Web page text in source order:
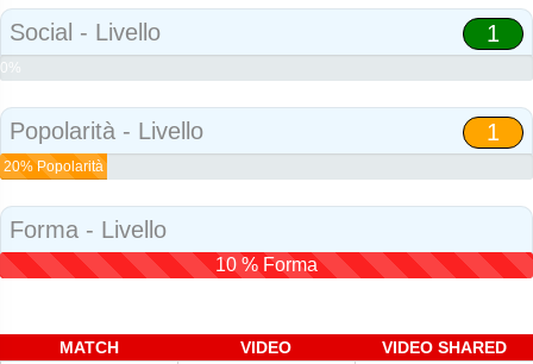
Social - Livello 1
0%
Popolarità - Livello 1
20% Popolarità
Forma - Livello
10 % Forma
MATCH VIDEO VIDEO SHARED